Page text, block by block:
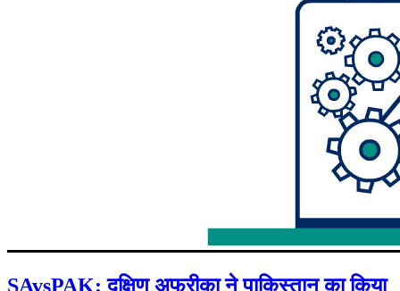
SAvsPAK: दक्षिण अफ्रीका ने पाकिस्तान का किया